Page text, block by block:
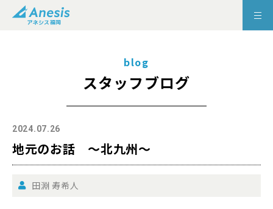
blog
スタッフブログ
2024.07.26
地元のお話 ～北九州～
田淵 寿希人